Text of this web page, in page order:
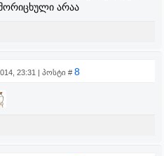
არაა
23:31 | პოსტი # 8